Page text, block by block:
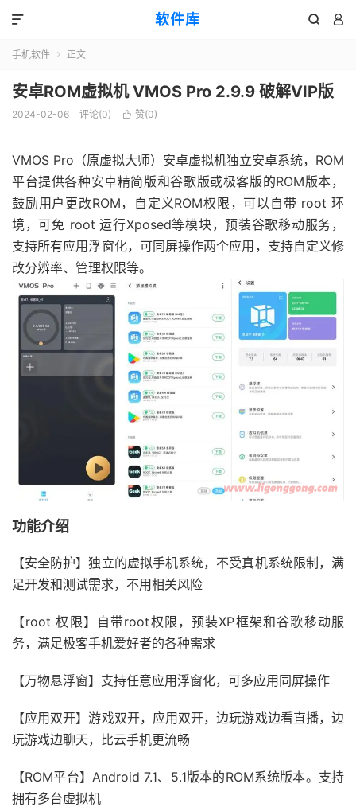
软件库  

手机软件  正文
安卓ROM虚拟机 VMOS Pro 2.9.9 破解VIP版
2024-02-06 评论(0)  赞(0)
VMOS Pro（原虚拟大师）安卓虚拟机独立安卓系统，ROM
平台提供各种安卓精简版和谷歌版或极客版的ROM版本，
鼓励用户更改ROM，自定义ROM权限，可以自带 root 环
境，可免 root 运行Xposed等模块，预装谷歌移动服务，
支持所有应用浮窗化，可同屏操作两个应用，支持自定义修
改分辨率、管理权限等。
功能介绍
【安全防护】独立的虚拟手机系统，不受真机系统限制，满
足开发和测试需求，不用相关风险
【root 权限】自带root权限，预装XP框架和谷歌移动服
务，满足极客手机爱好者的各种需求
【万物悬浮窗】支持任意应用浮窗化，可多应用同屏操作
【应用双开】游戏双开，应用双开，边玩游戏边看直播，边
玩游戏边聊天，比云手机更流畅
【ROM平台】Android 7.1、5.1版本的ROM系统版本。支持
拥有多台虚拟机